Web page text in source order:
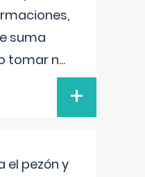
suma
tomar n...
+
el pezón y